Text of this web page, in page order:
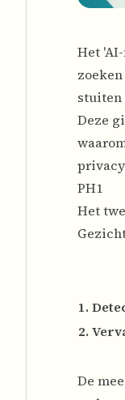
Het
stuiten
Deze
PH1
Het
1.
2.
De